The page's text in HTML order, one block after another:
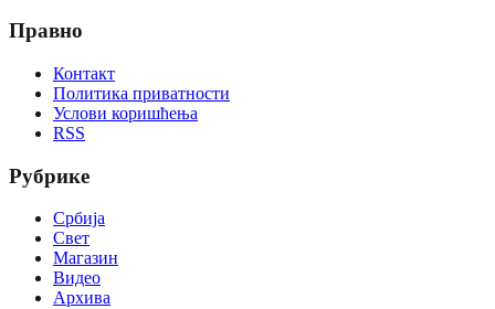
Правно
Контакт
Политика приватности
Услови коришћења
RSS
Рубрике
Србија
Свет
Магазин
Видео
Архива